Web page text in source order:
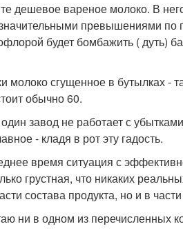
дешевое вареное молоко. В
превышениями по
будет бомбажить ( дуть)
молоко сгущенное в бутылках -
обычно 60.
завод не работает с
- кладя в рот эту гадость.
время ситуация с
грустная, что никаких
состава продукта, но и в
ни в одном из перечисленных